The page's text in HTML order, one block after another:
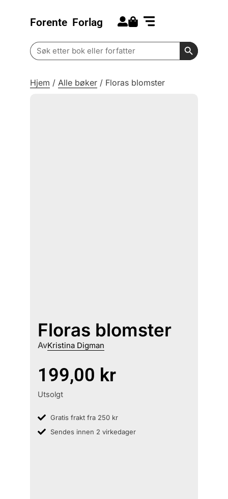
Forente Forlag
Search
for:
Search
Hjem / Alle bøker / Floras blomster
Floras blomster
AvKristina Digman
199,00 kr
Utsolgt
Gratis frakt fra 250 kr
Sendes innen 2 virkedager